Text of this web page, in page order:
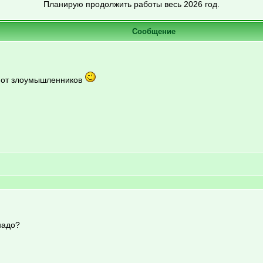
Планирую продолжить работы весь 2026 год.
Сообщение
злоумышленников